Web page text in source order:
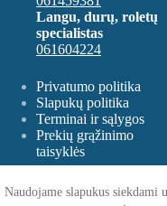
Naudojame slapukus siekdami
Langu, durų, roletų
specialistas
061604224
Privatumo politika
Slapukų politika
Terminai ir sąlygos
Prekių grąžinimo
taisyklės